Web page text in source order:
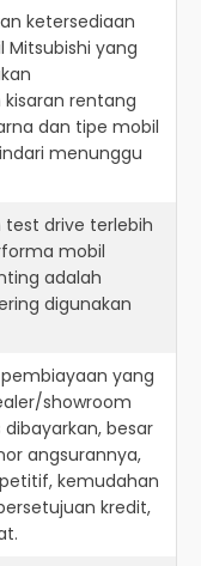
ketersediaan
yang
rentang
dan tipe mobil
menunggu
test drive terlebih
mobil
adalah
digunakan
yang
showroom
besar
angsurannya,
kemudahan
kredit,